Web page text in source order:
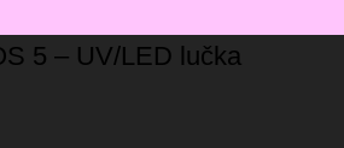
5 – UV/LED lučka